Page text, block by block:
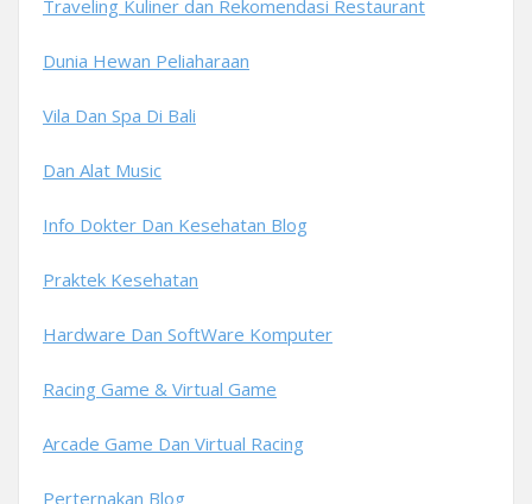
Traveling Kuliner dan Rekomendasi Restaurant
Dunia Hewan Peliaharaan
Vila Dan Spa Di Bali
Dan Alat Music
Info Dokter Dan Kesehatan Blog
Praktek Kesehatan
Hardware Dan SoftWare Komputer
Racing Game & Virtual Game
Arcade Game Dan Virtual Racing
Perternakan Blog